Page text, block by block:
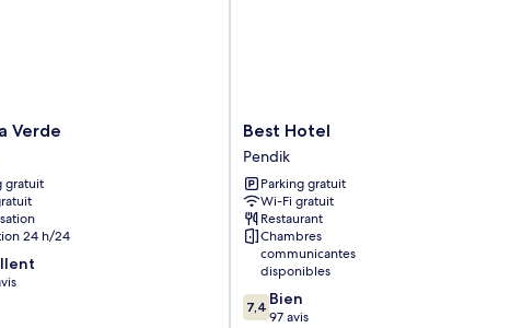
Verde
gratuit
24 h/24
Best
Hotel
Pendik
Best Hotel
Pendik
Parking gratuit
Wi-Fi gratuit
Restaurant
Chambres
communicantes
disponibles
7.4
sur
7,4 Bien
97 avis